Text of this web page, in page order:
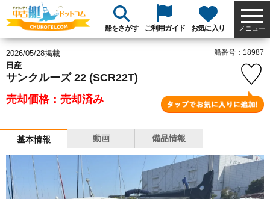
船をさがす ご利用ガイド お気に入り メニュー
2026/05/28掲載
日産
サンクルーズ 22 (SCR22T)
売却価格：売却済み
船番号：18987
基本情報 動画 備品情報